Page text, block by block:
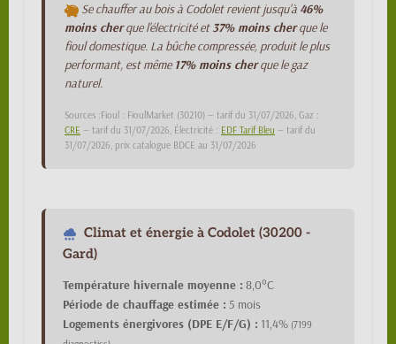
Se chauffer au bois à Codolet revient jusqu'à 46%
moins cherque l'électricité et37% moins cherque le
fioul domestique. La bûche compressée, produit le plus
performant, est même 17% moins cherque le gaz
naturel.
Sources :Fioul : FioulMarket (30210) — tarif du 31/07/2026, Gaz :
CRE — tarif du 31/07/2026, Électricité : EDF Tarif Bleu — tarif du
31/07/2026, prix catalogue BDCE au 31/07/2026
Climat et énergie à Codolet (30200 -
Gard)
Température hivernale moyenne : 8,0°C
Période de chauffage estimée : 5 mois
Logements énergivores (DPE E/F/G) : 11,4% (7199